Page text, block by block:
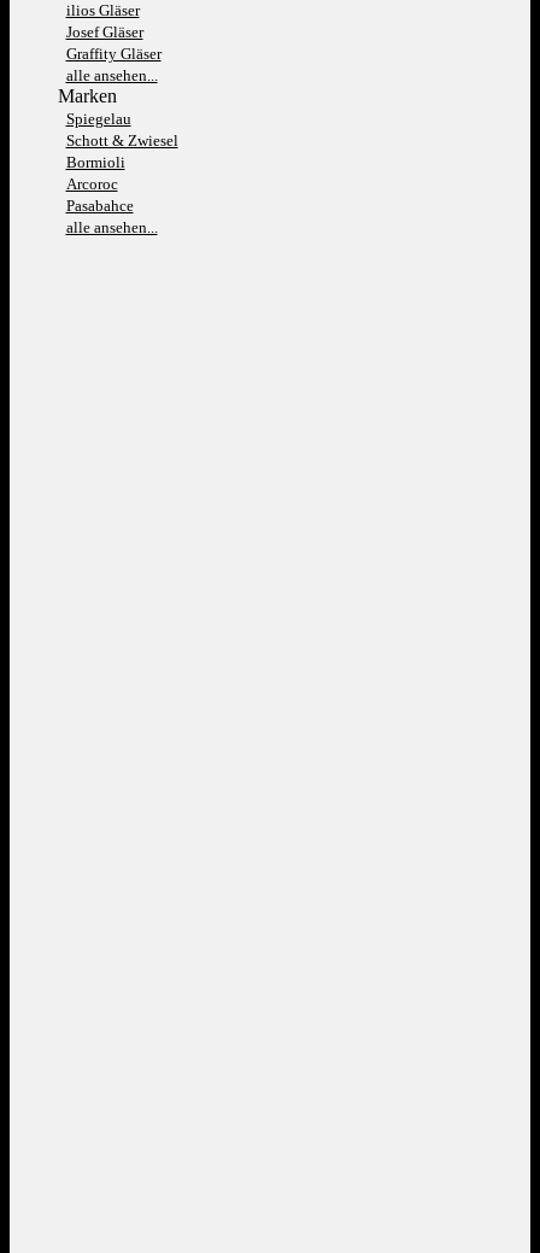
ilios Gläser
Josef Gläser
Graffity Gläser
alle ansehen...
Marken
Spiegelau
Schott & Zwiesel
Bormioli
Arcoroc
Pasabahce
alle ansehen...